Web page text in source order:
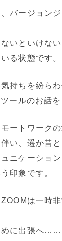
バージョン
いといけな
る状態です。
持ちを紛ら
ールのお話を
ートワーク
い、遥か昔
ニケーショ
印象です。
は一時
めに出張へ……